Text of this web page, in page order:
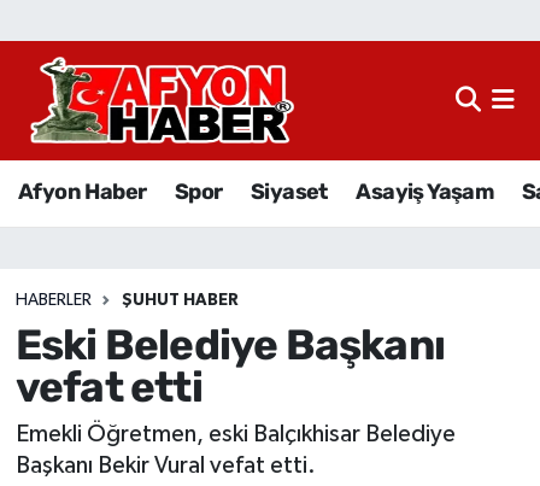
Afyon Haber Spor Siyaset Asayiş Yaşam
HABERLER ŞUHUT HABER
Eski Belediye Başkanı
vefat etti
Emekli Öğretmen, eski Balçıkhisar Belediye
Başkanı Bekir Vural vefat etti.
Afyon Haber
Sağlık
Eğitim
Sivil Toplum